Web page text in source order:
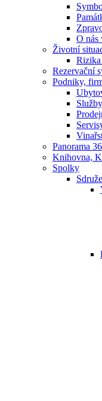
O nás
Životní
Rizika
Rezervační
Podniky,
Služby
Panorama
Knihovna,
Spolky